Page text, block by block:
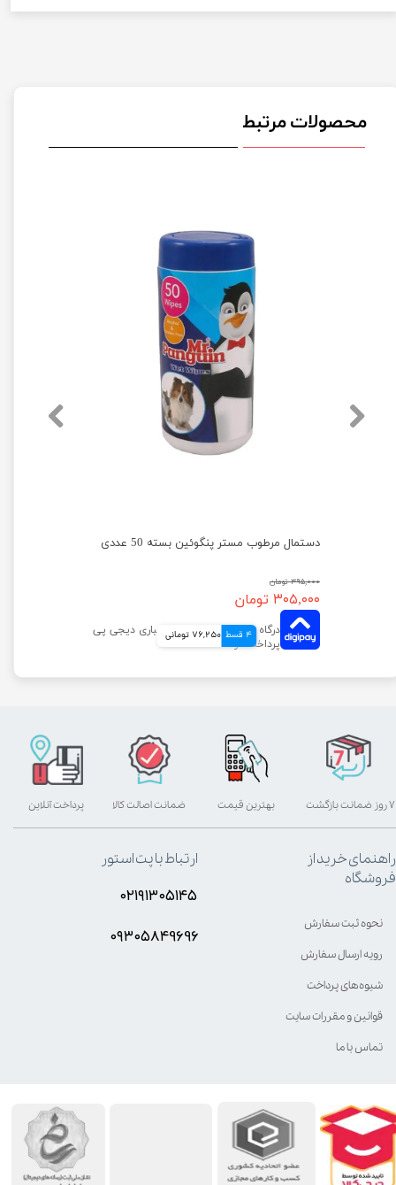
محصولات مرتبط
دستمال مرطوب مستر پنگوئین بسته 50 عددی
۳۹۵,۰۰۰ تومان
۳۰۵,۰۰۰ تومان
4 قسط 76,250 تومانی
بهترین قیمت پرداخت آنلاین ۷ روز ضمانت بازگشت ضمانت اصالت کالا
راهنمای خرید از
فروشگاه
نحوه ثبت سفارش
رویه ارسال سفارش
شیوه‌های پرداخت
قوانین و مقررات سایت
تماس با ما
ارتباط با پت استور
۰۲۱۹۱۳۰۵۱۴۵
۰۹۳۰۵8۴9696